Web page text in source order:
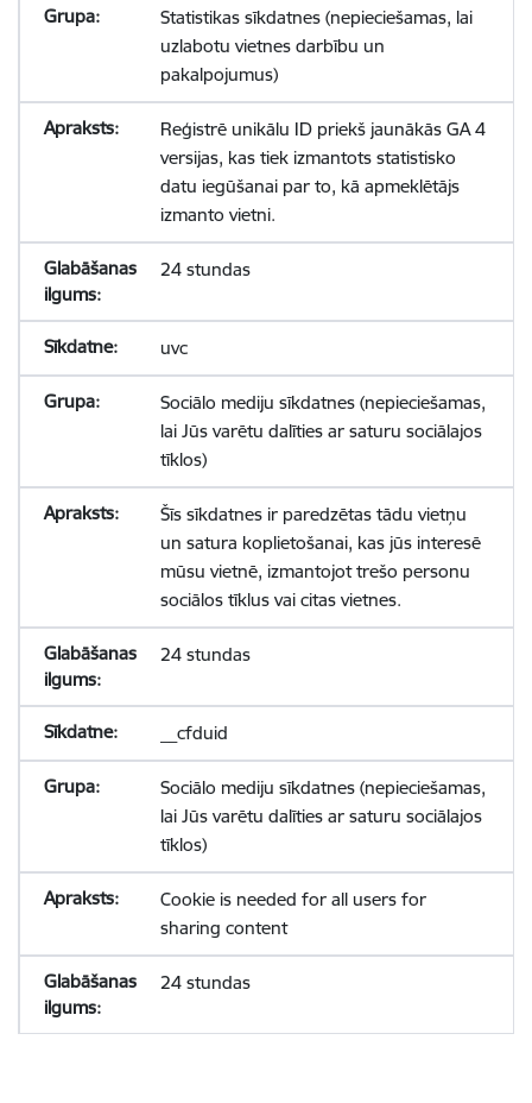
Statistikas sīkdatnes (nepieciešamas, lai
uzlabotu vietnes darbību un
pakalpojumus)
Reģistrē unikālu ID priekš jaunākās GA 4
versijas, kas tiek izmantots statistisko
datu iegūšanai par to, kā apmeklētājs
izmanto vietni.
24 stundas
uvc
Sociālo mediju sīkdatnes (nepieciešamas,
lai Jūs varētu dalīties ar saturu sociālajos
tīklos)
Šīs sīkdatnes ir paredzētas tādu vietņu
un satura koplietošanai, kas jūs interesē
mūsu vietnē, izmantojot trešo personu
sociālos tīklus vai citas vietnes.
24 stundas
__cfduid
Sociālo mediju sīkdatnes (nepieciešamas,
lai Jūs varētu dalīties ar saturu sociālajos
tīklos)
Cookie is needed for all users for
sharing content
24 stundas